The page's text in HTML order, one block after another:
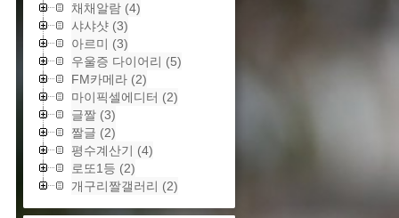
채채알람 (4)
샤샤샷 (3)
아르미 (3)
우울증 다이어리 (5)
FM카메라 (2)
마이픽셀에디터 (2)
글짤 (3)
짤글 (2)
평수계산기 (4)
로또1등 (2)
개구리짤갤러리 (2)